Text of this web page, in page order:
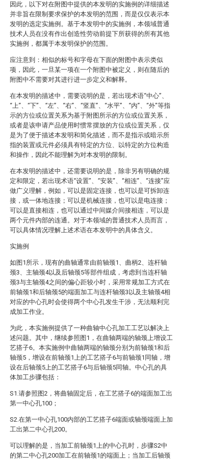
因此，以下对在附图中提供的本发明的实施例的详细描述
并非旨在限制要求保护的本发明的范围，而是仅仅表示本
发明的选定实施例。基于本发明中的实施例，本领域普通
技术人员在没有作出创造性劳动前提下所获得的所有其他
实施例，都属于本发明保护的范围。
应注意到：相似的标号和字母在下面的附图中表示类似
项，因此，一旦某一项在一个附图中被定义，则在随后的
附图中不需要对其进行进一步定义和解释。
在本发明的描述中，需要说明的是，若出现术语“中心”、
“上”、“下”、“左”、“右”、“竖直”、“水平”、“内”、“外”等指
示的方位或位置关系为基于附图所示的方位或位置关系，
或者是该申请产品使用时惯常摆放的方位或位置关系，仅
是为了便于描述本发明和简化描述，而不是指示或暗示所
指的装置或元件必须具有特定的方位、以特定的方位构造
和操作，因此不能理解为对本发明的限制。
在本发明的描述中，还需要说明的是，除非另有明确的规
定和限定，若出现术语“设置”、“安装”、“相连”、“连接”应
做广义理解，例如，可以是固定连接，也可以是可拆卸连
接，或一体地连接；可以是机械连接，也可以是电连接；
可以是直接相连，也可以通过中间媒介间接相连，可以是
两个元件内部的连通。对于本领域的普通技术人员而言，
可以具体情况理解上述术语在本发明中的具体含义。
实施例
如图1所示，现有的曲轴通常由前轴颈1、曲柄2、连杆轴
颈3、主轴颈4以及后轴颈5等部件组成，考虑到当连杆轴
颈3与主轴颈4之间的偏心距较小时，采用常规加工方式在
前轴颈1和后轴颈5的端面加工与连杆轴颈3以及主轴颈4相
对应的中心孔时会使得两个中心孔发生干涉，无法顺利完
成加工作业。
为此，本实施例提供了一种曲轴中心孔加工工艺以解决上
述问题。其中，继续参照图1，在曲轴两端的轴颈上增设工
艺搭子6。本实施例中曲轴两端的轴颈分别为前轴颈1和后
轴颈5，增设在前轴颈1上的工艺搭子6与前轴颈1同轴，增
设在后轴颈5上的工艺搭子6与后轴颈5同轴。中心孔的具
体加工步骤包括：
S1.请参照图2，将曲轴固定后，在工艺搭子6的端面加工出
第一中心孔100；
S2.在第一中心孔100内部的工艺搭子6端面或轴颈端面上加
工出第二中心孔200。
可以理解的是，当加工前轴颈1上的中心孔时，步骤S2中
的第二中心孔200加工在前轴颈1的端面上；当加工后轴颈